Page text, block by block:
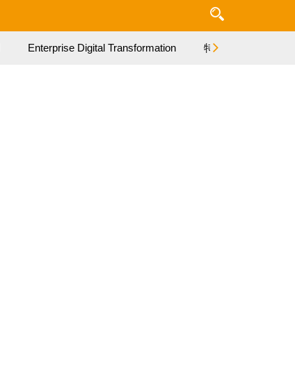
Enterprise Digital Transformation 特集